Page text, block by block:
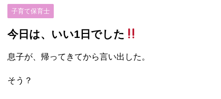
子育て保育士
今日は、いい1日でした
息子が、帰ってきてから言い出した。
そう？